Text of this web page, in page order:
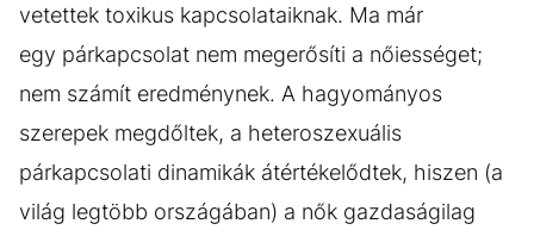
vetettek toxikus kapcsolataiknak. Ma már
egy párkapcsolat nem megerősíti a nőiességet;
nem számít eredménynek. A hagyományos
szerepek megdőltek, a heteroszexuális
párkapcsolati dinamikák átértékelődtek, hiszen (a
világ legtöbb országában) a nők gazdaságilag